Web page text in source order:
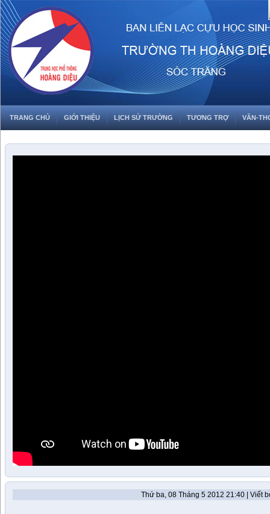
TRANG CHỦ GIỚI THIỆU LỊCH SỬ TRƯỜNG TƯƠNG TRỢ VĂN-
Thứ ba, 08 Tháng 5 2012 21:40 | Viết